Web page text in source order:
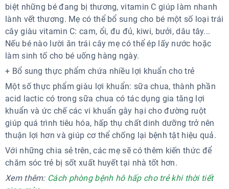
biệt những bé đang bị thương, vitamin C giúp làm nhanh
lành vết thương. Mẹ có thể bổ sung cho bé một số loại trái
cây giàu vitamin C: cam, ổi, đu đủ, kiwi, bưởi, dâu tây...
Nếu bé nào lười ăn trái cây mẹ có thể ép lấy nước hoặc
làm sinh tố cho bé uống hàng ngày.
+ Bổ sung thực phẩm chứa nhiều lợi khuẩn cho trẻ
Một số thực phẩm giàu lợi khuẩn: sữa chua, thành phần
acid lactic có trong sữa chua có tác dụng gia tăng lợi
khuẩn và ức chế các vi khuẩn gây hại cho đường ruột
giúp quá trình tiêu hóa, hấp thụ chất dinh dưỡng trở nên
thuận lợi hơn và giúp cơ thể chống lại bệnh tật hiệu quả.
Với những chia sẻ trên, các mẹ sẽ có thêm kiến thức để
chăm sóc trẻ bị sốt xuất huyết tại nhà tốt hơn.
Xem thêm: Cách phòng bệnh hô hấp cho trẻ khi thời tiết